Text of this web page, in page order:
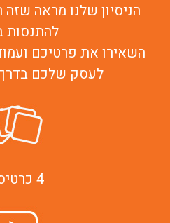
הניסיון שלנו מראה שזה
להתנסות
השאירו את פרטיכם
לעסק שלכם בדרך
4 כרטיסים